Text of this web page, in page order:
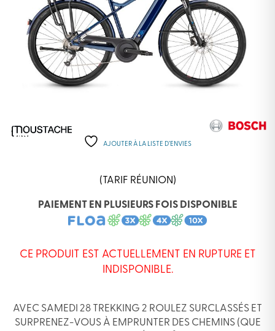
AJOUTER À LA LISTE D’ENVIES
(TARIF RÉUNION)
PAIEMENT EN PLUSIEURS FOIS DISPONIBLE
CE PRODUIT EST ACTUELLEMENT EN RUPTURE ET
INDISPONIBLE.
AVEC SAMEDI 28 TREKKING 2 ROULEZ SURCLASSÉS ET
SURPRENEZ-VOUS À EMPRUNTER DES CHEMINS (QUE